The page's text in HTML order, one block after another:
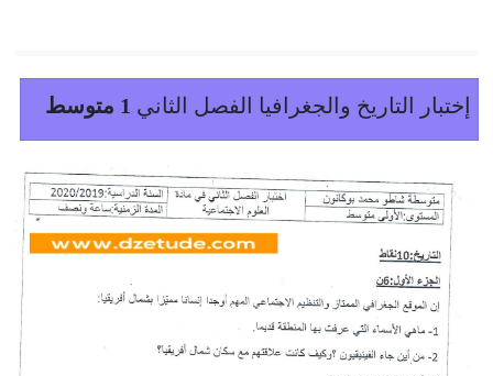
إختبار التاريخ والجغرافيا الفصل الثاني 1 متوسط